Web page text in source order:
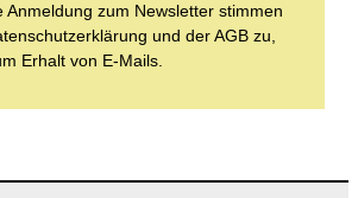
Anmeldung zum Newsletter stimmen
und der AGB zu,
Erhalt von E-Mails.